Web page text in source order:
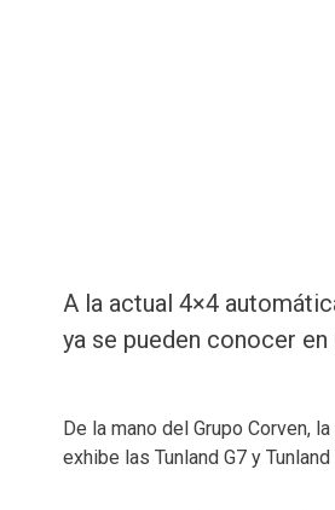
A la actual 4×4
ya se pueden conocer en
De la mano del Grupo Corven,
exhibe las Tunland G7 y Tunland